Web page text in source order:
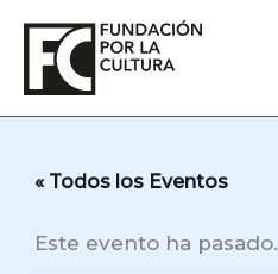
contenido
« Todos los Eventos
Este evento ha pasado.